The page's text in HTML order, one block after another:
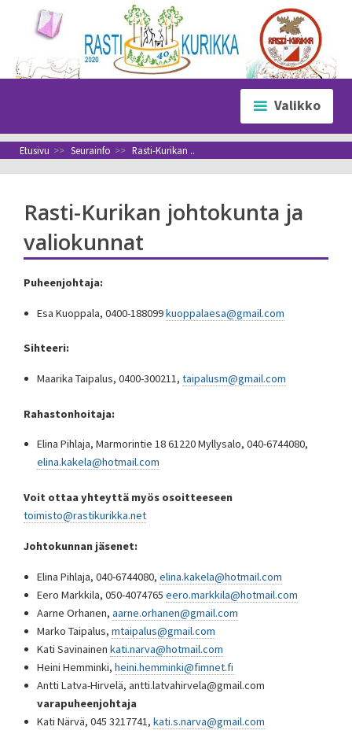
sisältöön
Valikko
Etusivu >> Seurainfo >> Rasti-Kurikan ..
Rasti-Kurikan johtokunta ja
valiokunnat
Puheenjohtaja:
Esa Kuoppala, 0400-188099kuoppalaesa@gmail.com
Sihteeri:
Maarika Taipalus, 0400-300211,taipalusm@gmail.com
Rahastonhoitaja:
Elina Pihlaja, Marmorintie 18 61220 Myllysalo, 040-6744080,
elina.kakela@hotmail.com
Voit ottaa yhteyttä myös osoitteeseen
toimisto@rastikurikka.net
Johtokunnan jäsenet:
Elina Pihlaja, 040-6744080,elina.kakela@hotmail.com
Eero Markkila, 050-4074765eero.markkila@hotmail.com
Aarne Orhanen,aarne.orhanen@gmail.com
Marko Taipalus,mtaipalus@gmail.com
Kati Savinainenkati.narva@hotmail.com
Heini Hemminki,heini.hemminki@fimnet.fi
Antti Latva-Hirvelä, antti.latvahirvela@gmail.com
varapuheenjohtaja
Kati Närvä, 045 3217741,kati.s.narva@gmail.com